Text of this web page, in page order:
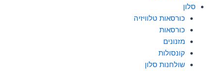
סלון
כורסאות טלוויזיה
כורסאות
מזנונים
קונסולות
שולחנות סלון